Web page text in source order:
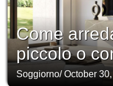
Come
piccolo o
Soggiorno/October